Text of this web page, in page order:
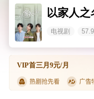
以家人之
电视剧
VIP首三月9元/月